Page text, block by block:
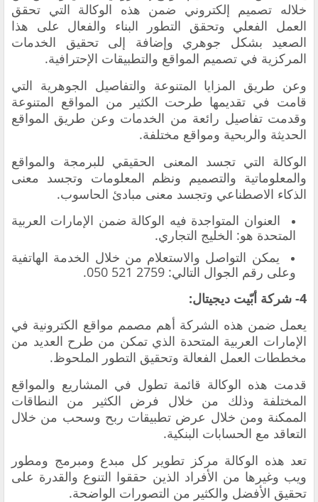
خلاله تصميم إلكتروني ضمن هذه الوكالة التي تحقق
العمل الفعلي وتحقق التطور البناء والفعال على هذا
الصعيد بشكل جوهري وإضافة إلى تحقيق الخدمات
المركزية في تصميم المواقع والتطبيقات الإحترافية.
وعن طريق المزايا المتنوعة والتفاصيل الجوهرية التي
قامت في تقديمها طرحت الكثير من المواقع المتنوعة
وقدمت تفاصيل رائعة من الخدمات وعن طريق المواقع
الحديثة والربحية ومواقع مختلفة.
الوكالة التي تجسد المعنى الحقيقي للبرمجة والمواقع
والمعلوماتية والتصميم ونظم المعلومات وتجسد معنى
الذكاء الاصطناعي وتجسد معنى مبادئ الحاسوب.
العنوان المتواجدة فيه الوكالة ضمن الإمارات العربية
المتحدة هو: الخليج التجاري.
يمكن التواصل والاستعلام من خلال الخدمة الهاتفية
وعلى رقم الجوال التالي: 2759 521 050.
4- شركة أبّيت ديجيتال:
يعمل ضمن هذه الشركة أهم مصمم مواقع الكترونية في
الإمارات العربية المتحدة الذي تمكن من طرح العديد من
مخططات العمل الفعالة وتحقيق التطور الملحوظ.
قدمت هذه الوكالة قائمة تطول في المشاريع والمواقع
المختلفة وذلك من خلال فرض الكثير من النطاقات
الممكنة ومن خلال عرض تطبيقات ربح وسحب من خلال
التعاقد مع الحسابات البنكية.
تعد هذه الوكالة مركز تطوير كل مبدع ومبرمج ومطور
ويب وغيرها من الأفراد الذين حققوا التنوع والقدرة على
تحقيق الأفضل والكثير من التصورات الواضحة.